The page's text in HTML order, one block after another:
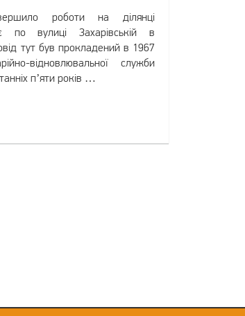
роботи на ділянці
по вулиці Захарівській в
тут був прокладений в 1967
відновлювальної служби
п’яти років …